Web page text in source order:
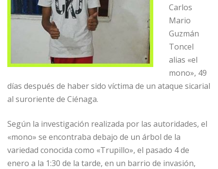
Carlos
Mario
Guzmán
Toncel
alias «el
mono», 49
días después de haber sido víctima de un ataque sicarial
al suroriente de Ciénaga.
Según la investigación realizada por las autoridades, el
«mono» se encontraba debajo de un árbol de la
variedad conocida como «Trupillo», el pasado 4 de
enero a la 1:30 de la tarde, en un barrio de invasión,